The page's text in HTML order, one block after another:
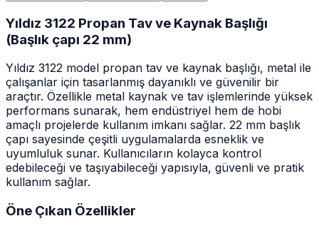
Yıldız 3122 Propan Tav ve Kaynak Başlığı
(Başlık çapı 22 mm)
Yıldız 3122 model propan tav ve kaynak başlığı, metal ile
çalışanlar için tasarlanmış dayanıklı ve güvenilir bir
araçtır. Özellikle metal kaynak ve tav işlemlerinde yüksek
performans sunarak, hem endüstriyel hem de hobi
amaçlı projelerde kullanım imkanı sağlar. 22 mm başlık
çapı sayesinde çeşitli uygulamalarda esneklik ve
uyumluluk sunar. Kullanıcıların kolayca kontrol
edebileceği ve taşıyabileceği yapısıyla, güvenli ve pratik
kullanım sağlar.
Öne Çıkan Özellikler